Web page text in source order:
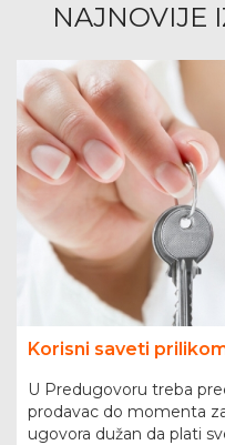
NAJNOVIJE
Korisni saveti
U Predugovoru treba
prodavac do momenta
ugovora dužan da plati